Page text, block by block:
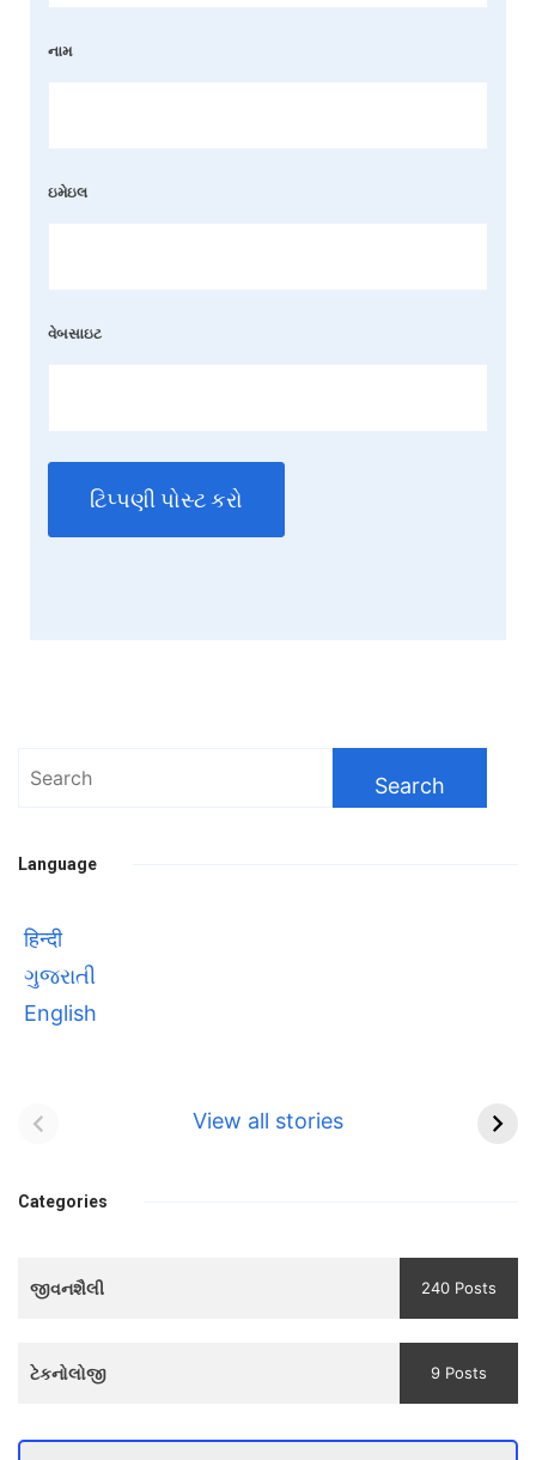
નામ
ઇમેઇલ
વેબસાઇટ
Search
Language
हिन्दी
ગુજરાતી
English
View all stories
bhulaiyaa
Teaser
Teaser and Trailer
फुले(Savitribai
Categories
જીવનશૈલી 240 Posts
ટેકનોલોજી 9 Posts